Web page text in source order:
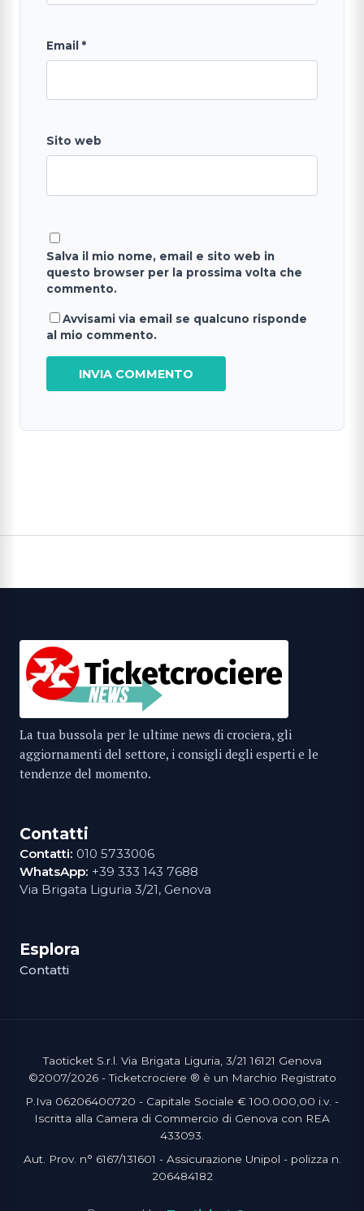
Email *
Sito web
Salva il mio nome, email e sito web in
questo browser per la prossima volta che
commento.
Avvisami via email se qualcuno risponde
al mio commento.
La tua bussola per le ultime news di crociera, gli
aggiornamenti del settore, i consigli degli esperti e le
tendenze del momento.
Contatti
Contatti: 010 5733006
WhatsApp: +39 333 143 7688
Via Brigata Liguria 3/21, Genova
Esplora
Contatti
Taoticket S.r.l. Via Brigata Liguria, 3/21 16121 Genova
©2007/2026 - Ticketcrociere ® è un Marchio Registrato
P.Iva 06206400720 - Capitale Sociale € 100.000,00 i.v. -
Iscritta alla Camera di Commercio di Genova con REA
433093.
Aut. Prov. n° 6167/131601 - Assicurazione Unipol - polizza n.
206484182